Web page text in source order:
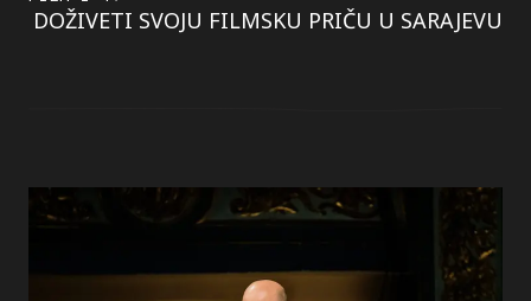
DOŽIVETI SVOJU FILMSKU PRIČU U SARAJEVU